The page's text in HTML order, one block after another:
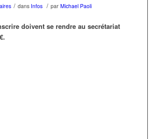
/ dans Infos / par Michael Paoli
doivent se rendre au secrétariat